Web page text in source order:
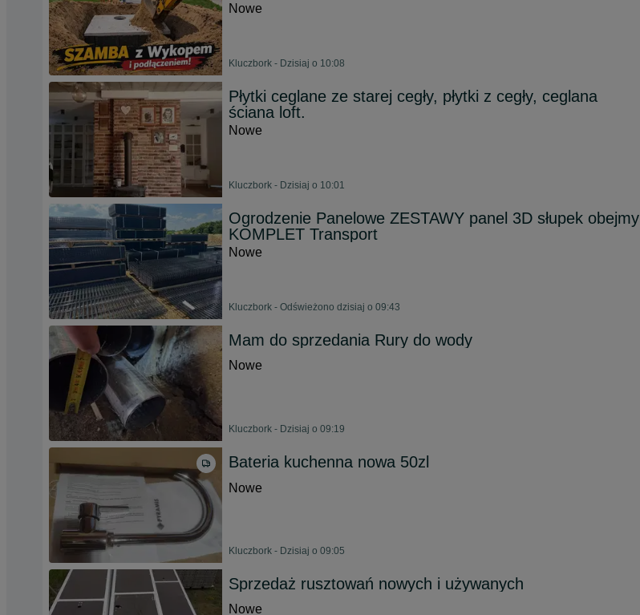
Nowe
Kluczbork - Dzisiaj o 10:08
Płytki ceglane ze starej cegły, płytki z cegły, ceglana
ściana loft.
Nowe
Kluczbork - Dzisiaj o 10:01
Ogrodzenie Panelowe ZESTAWY panel 3D słupek obejmy
KOMPLET Transport
Nowe
Kluczbork - Odświeżono dzisiaj o 09:43
Mam do sprzedania Rury do wody
Nowe
Kluczbork - Dzisiaj o 09:19
Bateria kuchenna nowa 50zl
Nowe
Kluczbork - Dzisiaj o 09:05
Sprzedaż rusztowań nowych i używanych
Nowe